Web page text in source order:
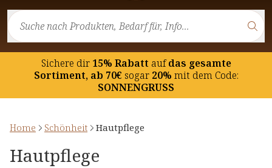
Sichere dir15% Rabatt aufdas gesamte
Sortiment, ab 70€ sogar20% mit dem Code:
SONNENGRUSS
Home Schönheit Hautpflege
Hautpflege